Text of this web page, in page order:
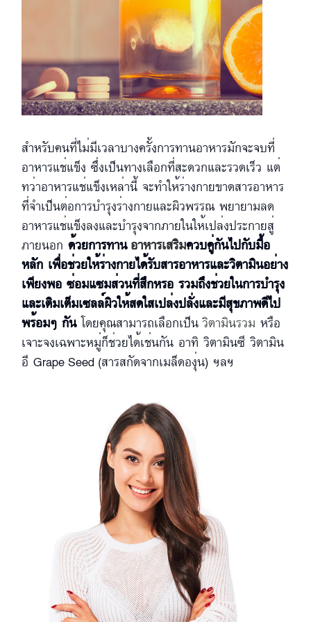
สำหรับคนที่ไม่มีเวลาบางครั้งการทานอาหารมักจะจบที่
อาหารแช่แข็ง ซึ่งเป็นทางเลือกที่สะดวกและรวดเร็ว แต่
ทว่าอาหารแช่แข็งเหล่านี้ จะทำให้ร่างกายขาดสารอาหาร
ที่จำเป็นต่อการบำรุงร่างกายและผิวพรรณ พยายามลด
อาหารแช่แข็งลงและบำรุงจากภายในให้เปล่งประกายสู่
ภายนอก ด้วยการทานอาหารเสริมควบคู่กันไปกับมื้อ
หลัก เพื่อช่วยให้ร่างกายได้รับสารอาหารและวิตามินอย่าง
เพียงพอ ซ่อมแซมส่วนที่สึกหรอ รวมถึงช่วยในการบำรุง
และเติมเต็มเซลล์ผิวให้สดใสเปล่งปลั่งและมีสุขภาพดีไป
พร้อมๆ กันโดยคุณสามารถเลือกเป็นวิตามินรวม หรือ
เจาะจงเฉพาะหมู่ก็ช่วยได้เช่นกัน อาทิ วิตามินซี วิตามิน
อี Grape Seed (สารสกัดจากเมล็ดองุ่น) ฯลฯ